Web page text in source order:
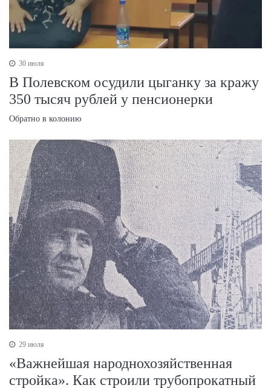
30 июля
В Полевском осудили цыганку за кражу
350 тысяч рублей у пенсионерки
Обратно в колонию
29 июля
«Важнейшая народнохозяйственная
стройка». Как строили трубопрокатный